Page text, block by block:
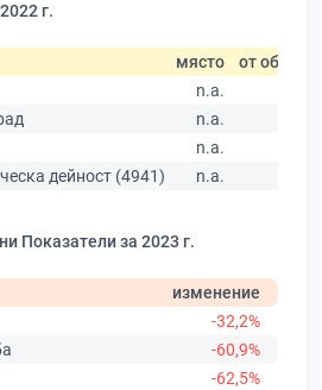
г.
място от общо
n.a.
n.a.
n.a.
дейност (4941)
n.a.
Показатели за 2023 г.
изменение
-32,2%
-60,9%
-62,5%